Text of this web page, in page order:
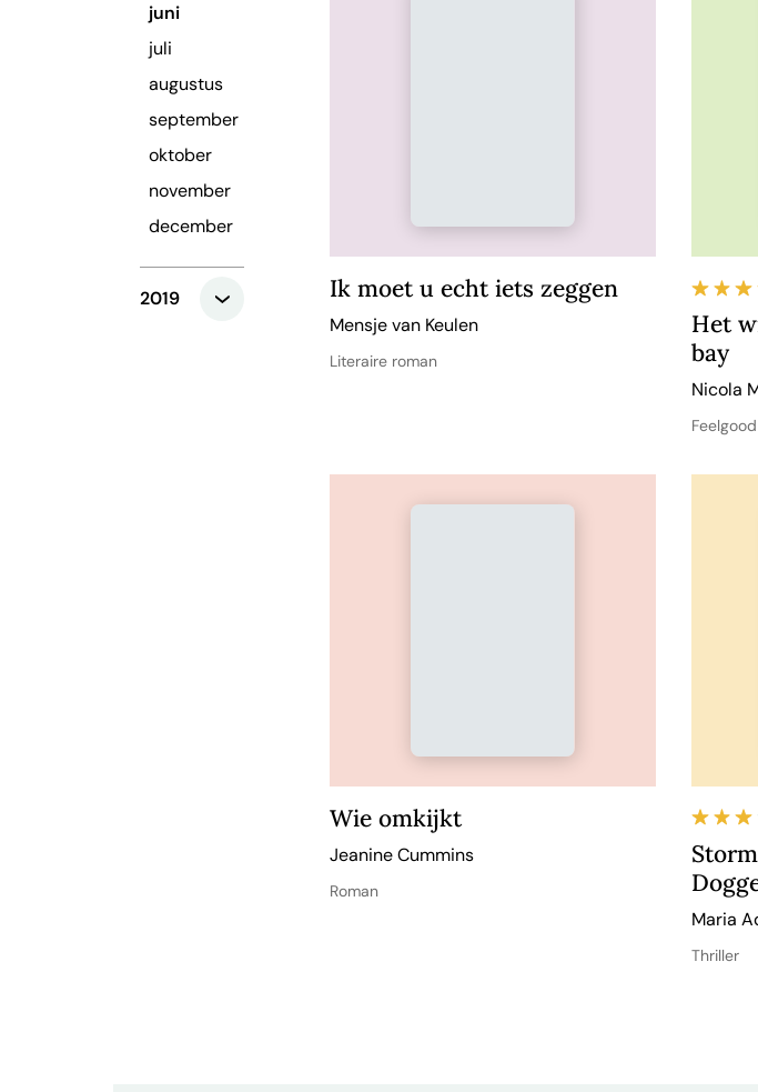
juni
juli
augustus
september
oktober
november
december
2019 Ik moet u echt iets zeggen
Mensje van Keulen
Literaire roman
Het
bay
Nicola
Feelgood
Wie omkijkt
Jeanine Cummins
Roman
Maria
Thriller